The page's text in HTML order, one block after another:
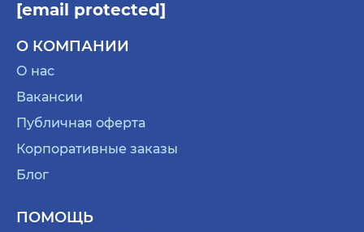
[email protected]
О КОМПАНИИ
О нас
Вакансии
Публичная оферта
Корпоративные заказы
Блог
ПОМОЩЬ